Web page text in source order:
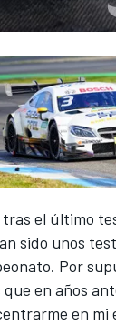
tras el último
sido unos
Por
en años
en mi